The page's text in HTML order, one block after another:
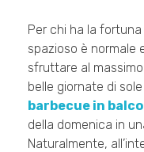
Per chi ha la
spazioso è normale
sfruttare al
belle giornate di
barbecue in
della domenica in
Naturalmente,